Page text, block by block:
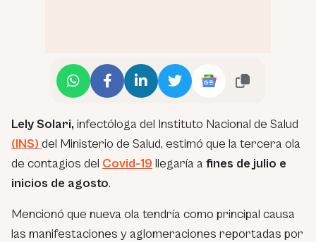
Lely Solari, infectóloga del Instituto Nacional de Salud
(INS) del Ministerio de Salud, estimó que la tercera ola
de contagios del Covid-19 llegaría a fines de julio e
inicios de agosto.
Mencionó que nueva ola tendría como principal causa
las manifestaciones y aglomeraciones reportadas por